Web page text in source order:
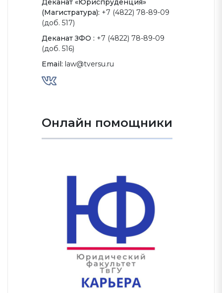
Деканат «Юриспруденция»
(Магистратура): +7 (4822) 78-89-09
(доб. 517)
Деканат ЗФО : +7 (4822) 78-89-09
(доб. 516)
Email: law@tversu.ru
Онлайн помощники